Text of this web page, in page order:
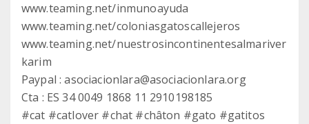
www.teaming.net/inmunoayuda
www.teaming.net/coloniasgatoscallejeros
www.teaming.net/nuestrosincontinentesalmariver
karim
Paypal : asociacionlara@asociacionlara.org
Cta : ES 34 0049 1868 11 2910198185
#cat #catlover #chat #châton #gato #gatitos